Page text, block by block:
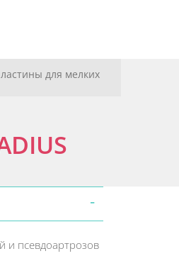
для мелких
и псевдоартрозов